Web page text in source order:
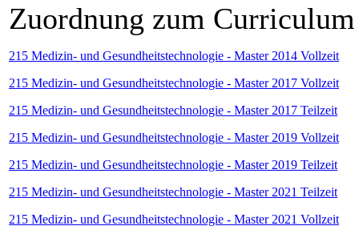
Zuordnung zum Curriculum
215 Medizin- und Gesundheitstechnologie - Master 2014 Vollzeit
215 Medizin- und Gesundheitstechnologie - Master 2017 Vollzeit
215 Medizin- und Gesundheitstechnologie - Master 2017 Teilzeit
215 Medizin- und Gesundheitstechnologie - Master 2019 Vollzeit
215 Medizin- und Gesundheitstechnologie - Master 2019 Teilzeit
215 Medizin- und Gesundheitstechnologie - Master 2021 Teilzeit
215 Medizin- und Gesundheitstechnologie - Master 2021 Vollzeit